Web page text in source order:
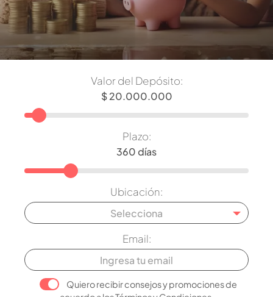
Valor del Depósito:
Plazo:
Ubicación:
Selecciona
Email:
Quiero recibir consejos y promociones de